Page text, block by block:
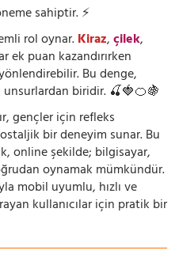
sahiptir. ⚡
rol oynar.Kiraz,çilek,
ek puan kazandırırken
Bu denge,
biridir. 🍒🍓🍊🍇
gençler için refleks
bir deneyim sunar. Bu
online şekilde; bilgisayar,
oynamak mümkündür.
mobil uyumlu, hızlı ve
kullanıcılar için pratik bir